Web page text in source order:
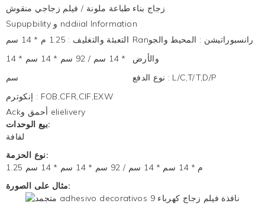
طباعة ملونة / فيلم زجاجي منقوش زجاج بناء
Supupbility و nddiial Information
التعبئة والتغليف :
1.25 م * 14 سم
* 14 سم / 92 سم * 14 سم * 14
سم
Ranرانسبوراتيشن : المحيط والجو
والأرض
: L/C,T/T,D/P
: FOB,CFR,CIF,EXW
Ackأحمق و elielivery
بيع الوحدات:
لفافة
نوع الحزمة:
1.25 م * 14 سم * 14 سم / 92 سم * 14 سم * 14 سم
مثال على الصورة: